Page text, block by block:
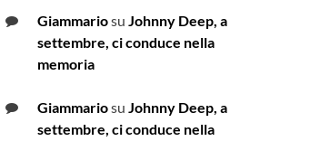
Giammariosu Johnny Deep, a
settembre, ci conduce nella
memoria
Giammariosu Johnny Deep, a
settembre, ci conduce nella